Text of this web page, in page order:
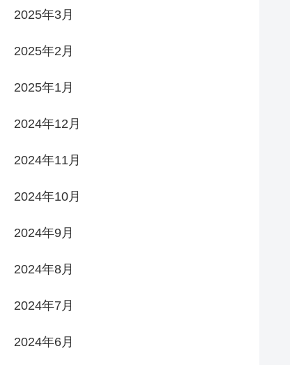
2025年3月
2025年2月
2025年1月
2024年12月
2024年11月
2024年10月
2024年9月
2024年8月
2024年7月
2024年6月